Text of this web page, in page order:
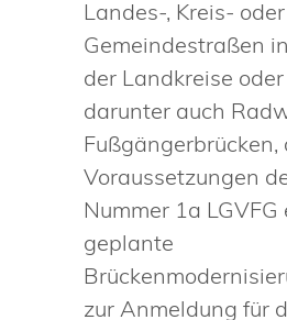
Landes-, Kreis- oder
Gemeindestraßen
der Landkreise
darunter auch
Voraussetzungen
Nummer 1a
geplante
zur Anmeldung für